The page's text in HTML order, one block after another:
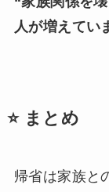
人が増えてい
⭐ まとめ
帰省は家族と